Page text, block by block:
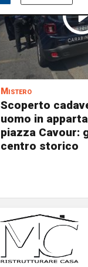
Mistero
Scoperto
uomo in
piazza Cavour:
centro storico